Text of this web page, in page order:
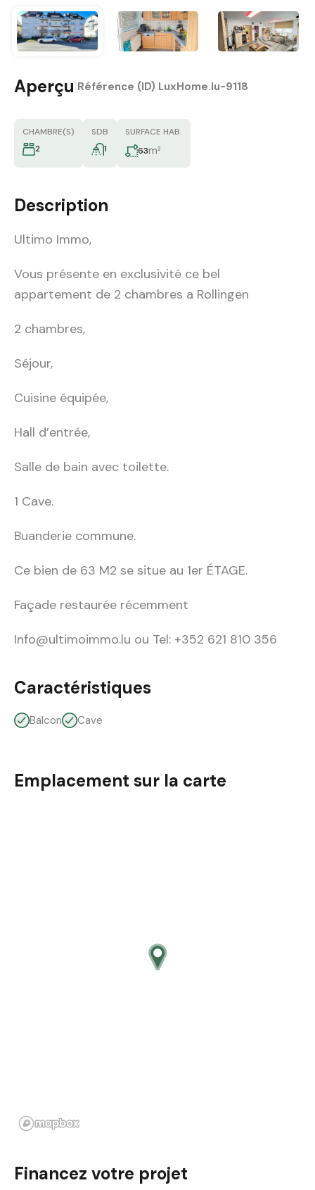
Aperçu Référence (ID) LuxHome.lu-9118
CHAMBRE(S)
2
SDB
1
SURFACE HAB.
63m²
Description
Ultimo Immo,
Vous présente en exclusivité ce bel
appartement de 2 chambres a Rollingen
2 chambres,
Séjour,
Cuisine équipée,
Hall d’entrée,
Salle de bain avec toilette.
1 Cave.
Buanderie commune.
Ce bien de 63 M2 se situe au 1er ÉTAGE.
Façade restaurée récemment
Info@ultimoimmo.lu ou Tel: +352 621 810 356
Caractéristiques
Balcon Cave
Emplacement sur la carte
Financez votre projet